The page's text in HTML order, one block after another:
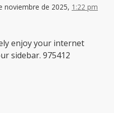
noviembre de 2025, 1:22 pm
enjoy your internet
sidebar. 975412